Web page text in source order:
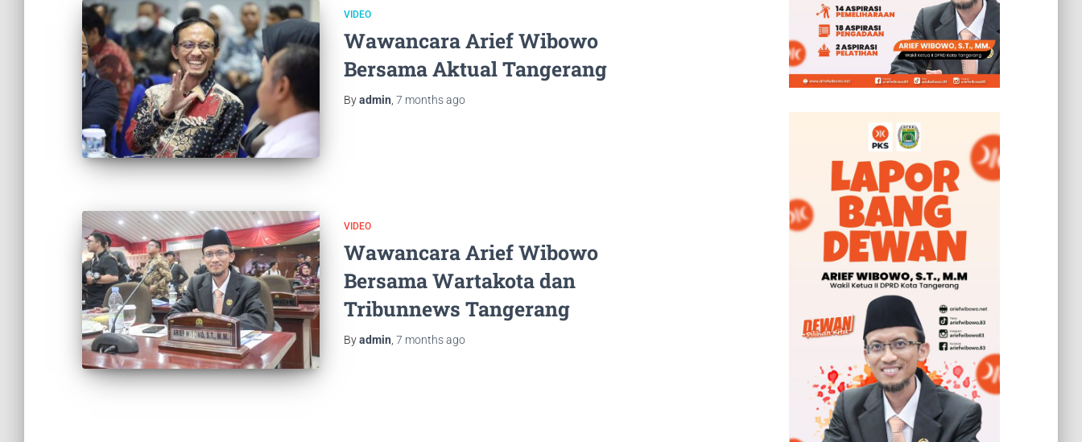
VIDEO
Wawancara Arief Wibowo
Bersama Aktual Tangerang
Byadmin 7 monthsago
VIDEO
Wawancara Arief Wibowo
Bersama Wartakota dan
Tribunnews Tangerang
Byadmin 7 monthsago